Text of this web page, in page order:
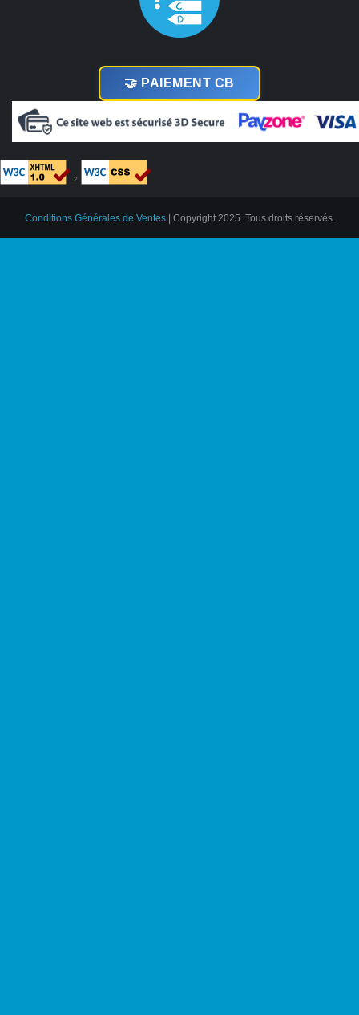
🤝 PAIEMENT CB
²
Conditions Générales de Ventes| Copyright 2025. Tous droits réservés.